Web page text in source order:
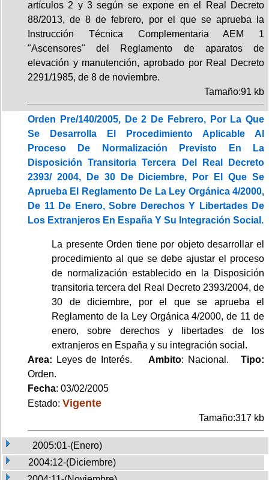
artículos 2 y 3 según se expone en el Real Decreto
88/2013, de 8 de febrero, por el que se aprueba la
Instrucción Técnica Complementaria AEM 1
"Ascensores" del Reglamento de aparatos de
elevación y manutención, aprobado por Real Decreto
2291/1985, de 8 de noviembre.
Tamaño:91 kb
Orden Pre/140/2005, De 2 De Febrero, Por La Que
Se Desarrolla El Procedimiento Aplicable Al
Proceso De Normalización Previsto En La
Disposición Transitoria Tercera Del Real Decreto
2393/ 2004, De 30 De Diciembre, Por El Que Se
Aprueba El Reglamento De La Ley Orgánica 4/2000,
De 11 De Enero, Sobre Derechos Y Libertades De
Los Extranjeros En España Y Su Integración Social.
La presente Orden tiene por objeto desarrollar el
procedimiento al que se debe ajustar el proceso
de normalización establecido en la Disposición
transitoria tercera del Real Decreto 2393/2004, de
30 de diciembre, por el que se aprueba el
Reglamento de la Ley Orgánica 4/2000, de 11 de
enero, sobre derechos y libertades de los
extranjeros en España y su integración social.
Area: Leyes de Interés.Ambito: Nacional.Tipo:
Orden.
Fecha: 03/02/2005
Estado: Vigente
Tamaño:317 kb
2005:01-(Enero)
2004:12-(Diciembre)